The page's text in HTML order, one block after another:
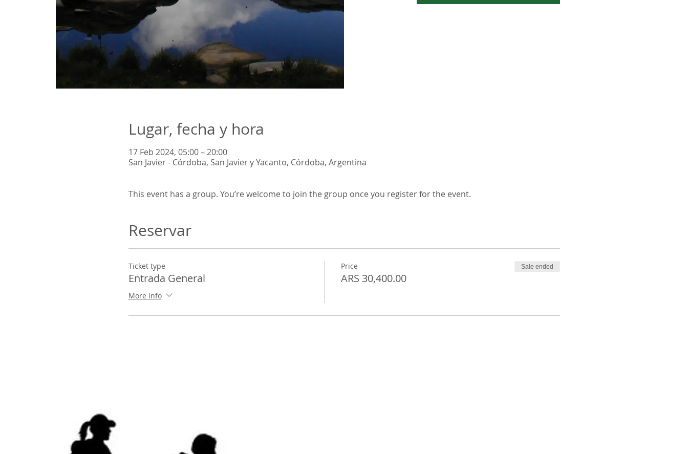
Lugar, fecha y hora
17 Feb 2024, 05:00 – 20:00
San Javier - Córdoba, San Javier y Yacanto, Córdoba, Argentina
This event has a group. You’re welcome to join the group once you register for the event.
Reservar
Ticket type
Entrada General
More info
Price
ARS 30,400.00
Sale ended